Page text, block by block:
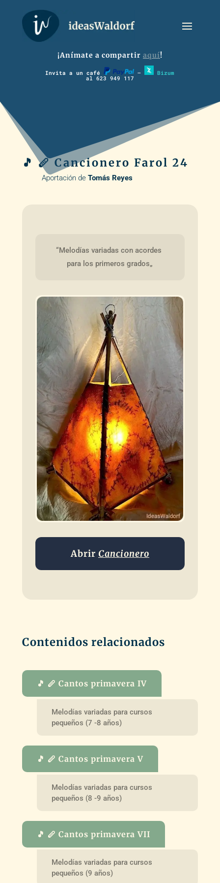
¡Anímate a compartir aquí!
Invita a un café – Bizum
al 623 949 117
🎵 🪈 Cancionero Farol 24
Aportación de Tomás Reyes
“Melodías variadas con acordes
para los primeros grados„
Abrir Cancionero
Contenidos relacionados
🎵 🪈 Cantos primavera IV
Melodías variadas para cursos
pequeños (7 -8 años)
🎵 🪈 Cantos primavera V
Melodías variadas para cursos
pequeños (8 -9 años)
🎵 🪈 Cantos primavera VII
Melodías variadas para cursos
pequeños (9 años)